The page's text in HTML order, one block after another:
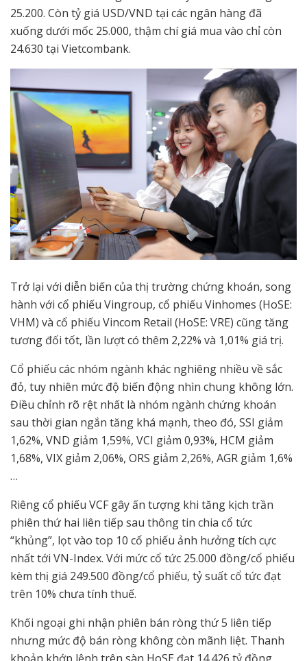
25.200. Còn tỷ giá USD/VND tại các ngân hàng đã
xuống dưới mốc 25.000, thậm chí giá mua vào chỉ còn
24.630 tại Vietcombank.
Trở lại với diễn biến của thị trường chứng khoán, song
hành với cổ phiếu Vingroup, cổ phiếu Vinhomes (HoSE:
VHM) và cổ phiếu Vincom Retail (HoSE: VRE) cũng tăng
tương đối tốt, lần lượt có thêm 2,22% và 1,01% giá trị.
Cổ phiếu các nhóm ngành khác nghiêng nhiều về sắc
đỏ, tuy nhiên mức độ biến động nhìn chung không lớn.
Điều chỉnh rõ rệt nhất là nhóm ngành chứng khoán
sau thời gian ngắn tăng khá mạnh, theo đó, SSI giảm
1,62%, VND giảm 1,59%, VCI giảm 0,93%, HCM giảm
1,68%, VIX giảm 2,06%, ORS giảm 2,26%, AGR giảm 1,6%
…
Riêng cổ phiếu VCF gây ấn tượng khi tăng kịch trần
phiên thứ hai liên tiếp sau thông tin chia cổ tức
“khủng”, lọt vào top 10 cổ phiếu ảnh hưởng tích cực
nhất tới VN-Index. Với mức cổ tức 25.000 đồng/cổ phiếu
kèm thị giá 249.500 đồng/cổ phiếu, tỷ suất cổ tức đạt
trên 10% chưa tính thuế.
Khối ngoại ghi nhận phiên bán ròng thứ 5 liên tiếp
nhưng mức độ bán ròng không còn mãnh liệt. Thanh